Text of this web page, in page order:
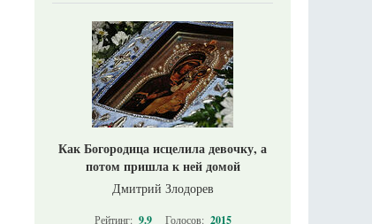
Как Богородица исцелила девочку, а
потом пришла к ней домой
Дмитрий Злодорев
Рейтинг: 9.9 Голосов: 2015